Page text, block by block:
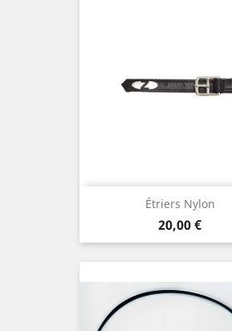
Étriers Nylon
Prix
20,00 €